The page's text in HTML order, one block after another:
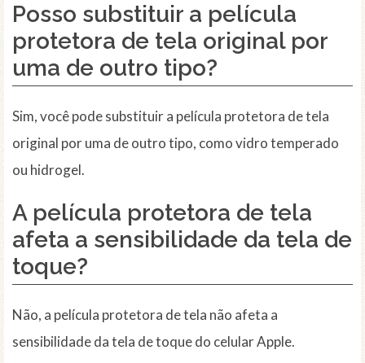
Posso substituir a película
protetora de tela original por
uma de outro tipo?
Sim, você pode substituir a película protetora de tela
original por uma de outro tipo, como vidro temperado
ou hidrogel.
A película protetora de tela
afeta a sensibilidade da tela de
toque?
Não, a película protetora de tela não afeta a
sensibilidade da tela de toque do celular Apple.